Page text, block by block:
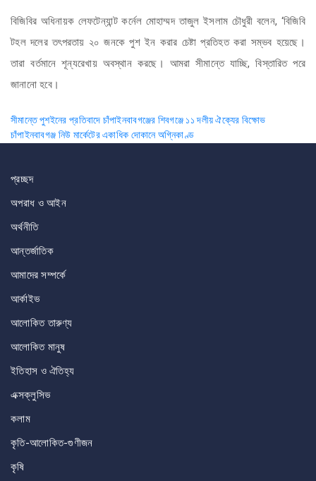
বিজিবির অধিনায়ক লেফটেন্যান্ট কর্নেল মোহাম্মদ তাজুল ইসলাম চৌধুরী বলেন, ‘বিজিবি
টহল দলের তৎপরতায় ২০ জনকে পুশ ইন করার চেষ্টা প্রতিহত করা সম্ভব হয়েছে।
তারা বর্তমানে শূন্যরেখায় অবস্থান করছে। আমরা সীমান্তে যাচ্ছি, বিস্তারিত পরে
জানানো হবে।
Post
navigation
সীমান্তে পুশইনের প্রতিবাদে চাঁপাইনবাবগঞ্জের শিবগঞ্জে ১১ দলীয় ঐক্যের বিক্ষোভ
চাঁপাইনবাবগঞ্জ নিউ মার্কেটের একাধিক দোকানে অগ্নিকাণ্ড
প্রচ্ছদ
অপরাধ ও আইন
অর্থনীতি
আন্তর্জাতিক
আমাদের সম্পর্কে
আর্কাইভ
আলোকিত তারুণ্য
আলোকিত মানুষ
ইতিহাস ও ঐতিহ্য
এক্সক্লুসিভ
কলাম
কৃতি-আলোকিত-গুণীজন
কৃষি